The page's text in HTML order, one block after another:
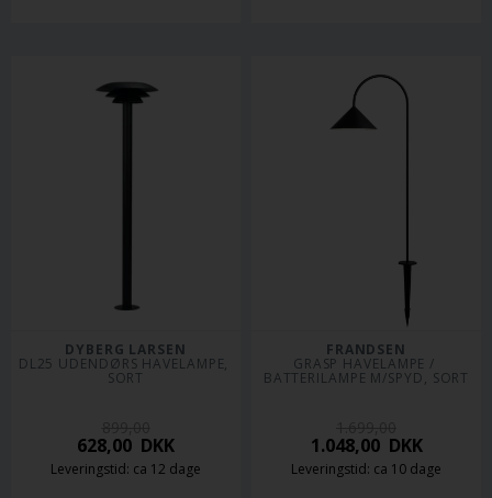
DYBERG LARSEN
DL25 UDENDØRS HAVELAMPE,
SORT
628,00 DKK
Leveringstid: ca 12 dage
FRANDSEN
GRASP HAVELAMPE /
BATTERILAMPE M/SPYD, SORT
1.048,00DKK
Leveringstid: ca 10 dage